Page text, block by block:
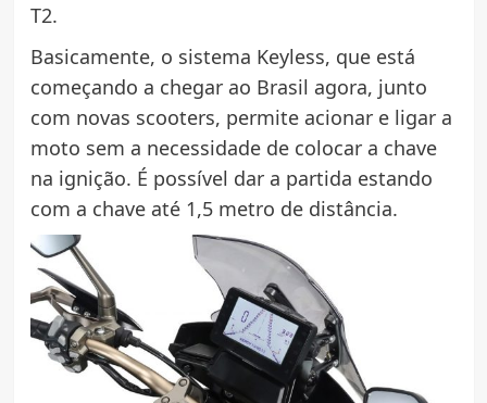
T2.
Basicamente, o sistema Keyless, que está
começando a chegar ao Brasil agora, junto
com novas scooters, permite acionar e ligar a
moto sem a necessidade de colocar a chave
na ignição. É possível dar a partida estando
com a chave até 1,5 metro de distância.